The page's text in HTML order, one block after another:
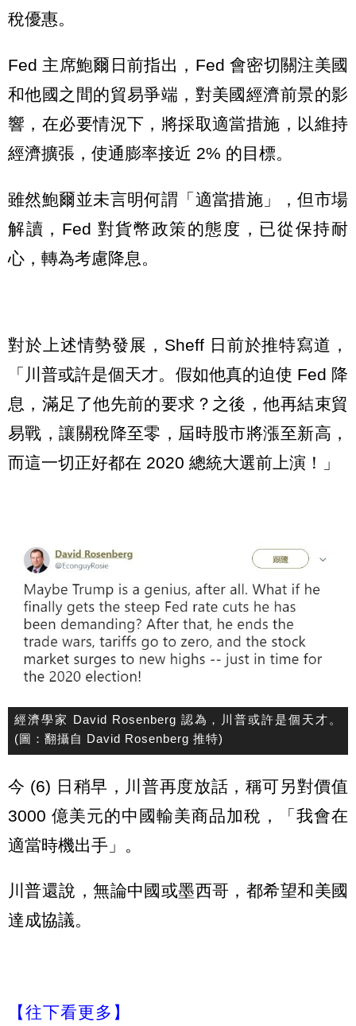
稅優惠。
Fed 主席鮑爾日前指出，Fed 會密切關注美國
和他國之間的貿易爭端，對美國經濟前景的影
響，在必要情況下，將採取適當措施，以維持
經濟擴張，使通膨率接近 2% 的目標。
雖然鮑爾並未言明何謂「適當措施」，但市場
解讀，Fed 對貨幣政策的態度，已從保持耐
心，轉為考慮降息。
對於上述情勢發展，Sheff 日前於推特寫道，
「川普或許是個天才。假如他真的迫使 Fed 降
息，滿足了他先前的要求？之後，他再結束貿
易戰，讓關稅降至零，屆時股市將漲至新高，
而這一切正好都在 2020 總統大選前上演！」
經濟學家 David Rosenberg 認為，川普或許是個天才。
(圖：翻攝自 David Rosenberg 推特)
今 (6) 日稍早，川普再度放話，稱可另對價值
3000 億美元的中國輸美商品加稅，「我會在
適當時機出手」。
川普還說，無論中國或墨西哥，都希望和美國
達成協議。
【往下看更多】